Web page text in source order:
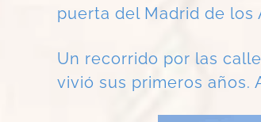
puerta del Madrid de los
Un recorrido por las
vivió sus primeros años.